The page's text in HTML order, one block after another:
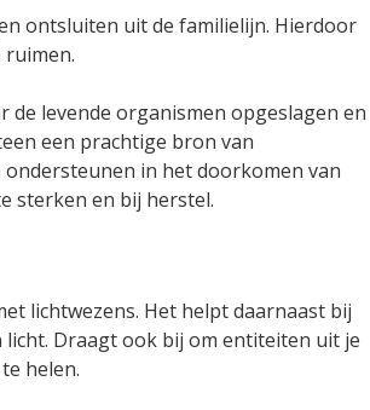
ontsluiten uit de familielijn. Hierdoor
de levende organismen opgeslagen en
een prachtige bron van
in het doorkomen van
sterken en bij herstel.
lichtwezens. Het helpt daarnaast bij
Draagt ook bij om entiteiten uit je
helen.